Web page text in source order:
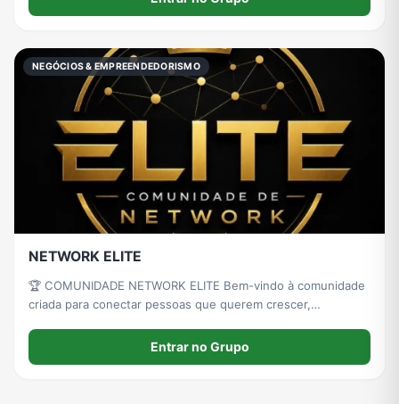
NEGÓCIOS & EMPREENDEDORISMO
NETWORK ELITE
🏆 COMUNIDADE NETWORK ELITE Bem-vindo à comunidade
criada para conectar pessoas que querem crescer,
Entrar no Grupo